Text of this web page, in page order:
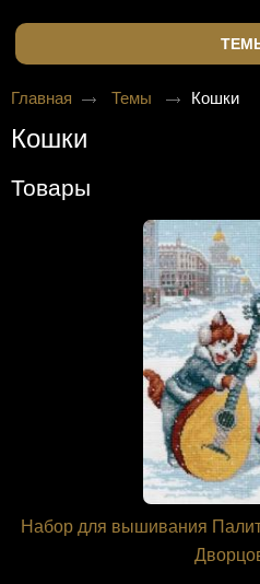
Главная Темы Кошки
Кошки
Товары
Набор для вышивания